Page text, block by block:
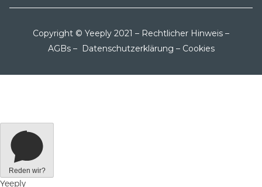
Copyright © Yeeply 2021 – Rechtlicher Hinweis –
AGBs– Datenschutzerklärung – Cookies
Reden wir?
Yeeply